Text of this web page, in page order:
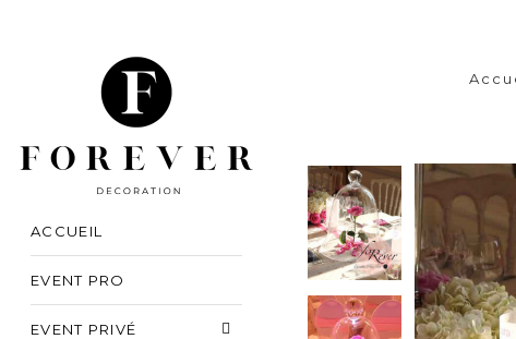
ACCUEIL
EVENT PRO
EVENT PRIVÉ